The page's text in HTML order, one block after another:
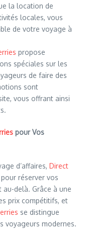
la location de
locales, vous
de votre voyage à
propose
spéciales sur les
de faire des
sont
vous offrant ainsi
pour Vos
d’affaires, Direct
réserver vos
au-delà. Grâce à une
prix compétitifs, et
se distingue
voyageurs modernes.